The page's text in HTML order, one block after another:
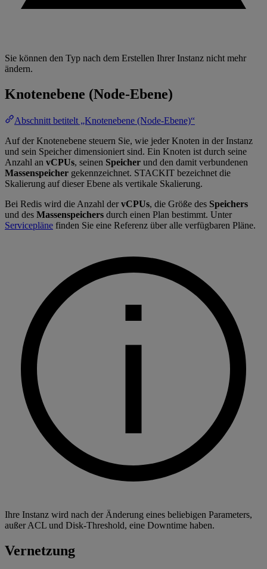
Sie können den Typ nach dem Erstellen Ihrer Instanz nicht mehr
ändern.
Knotenebene (Node-Ebene)
Abschnitt betitelt „Knotenebene (Node-Ebene)“
Auf der Knotenebene steuern Sie, wie jeder Knoten in der Instanz
und sein Speicher dimensioniert sind. Ein Knoten ist durch seine
Anzahl an vCPUs, seinen Speicher und den damit verbundenen
Massenspeicher gekennzeichnet. STACKIT bezeichnet die
Skalierung auf dieser Ebene als vertikale Skalierung.
Bei Redis wird die Anzahl dervCPUs, die Größe des Speichers
und des Massenspeichers durch einen Plan bestimmt. Unter
Servicepläne finden Sie eine Referenz über alle verfügbaren Pläne.
Ihre Instanz wird nach der Änderung eines beliebigen Parameters,
außer ACL und Disk-Threshold, eine Downtime haben.
Vernetzung